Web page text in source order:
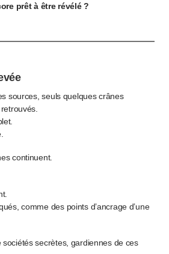
prêt à être révélé ?
sources, seuls quelques crânes
continuent.
comme des points d’ancrage d’une
secrètes, gardiennes de ces